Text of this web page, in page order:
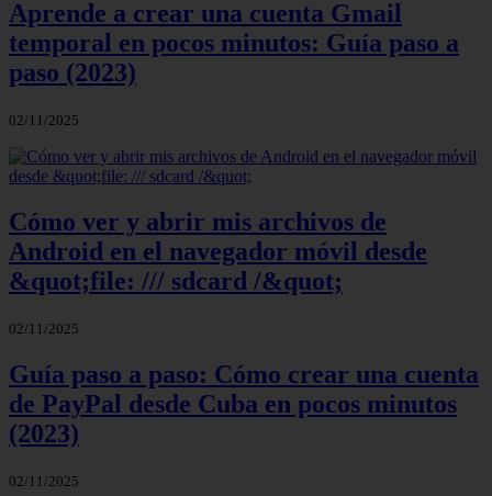
Aprende a crear una cuenta Gmail
temporal en pocos minutos: Guía paso a
paso (2023)
02/11/2025
Cómo ver y abrir mis archivos de
Android en el navegador móvil desde
&quot;file: /// sdcard /&quot;
02/11/2025
Guía paso a paso: Cómo crear una cuenta
de PayPal desde Cuba en pocos minutos
(2023)
02/11/2025